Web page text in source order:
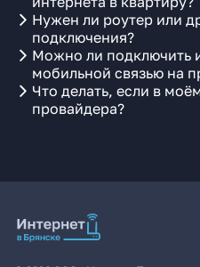
Нужен ли роутер или
подключения?
Можно ли подключить
мобильной связью на
Что делать, если в
провайдера?